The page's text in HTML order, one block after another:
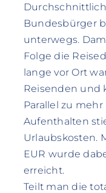
Durchschnittlich
Bundesbürger
unterwegs.
Folge die
lange vor Ort
Reisenden und
Parallel zu
Aufenthalten
Urlaubskosten.
EUR wurde
erreicht.
Teilt man die